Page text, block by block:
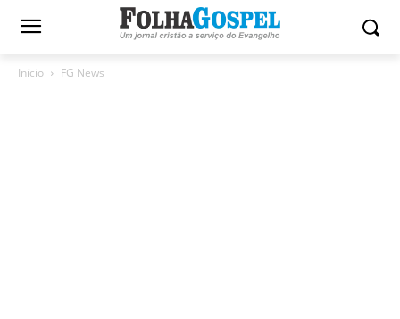
Início FG News